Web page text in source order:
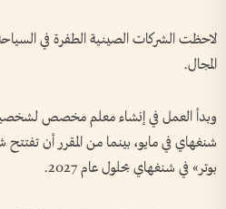
لاحظت الشركات الصينية الطفرة في
المجال.
وبدأ العمل في إنشاء معلم مخصص
شنغهاي في مايو، بينما من المقرر أن تفتتح
بوتر» في شنغهاي بحلول عام 2027.